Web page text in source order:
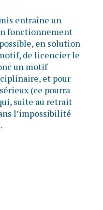
entraîne un
fonctionnement
en solution
de licencier le
un motif
et pour
(ce pourra
suite au retrait
l’impossibilité